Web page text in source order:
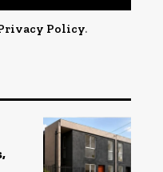
Policy.